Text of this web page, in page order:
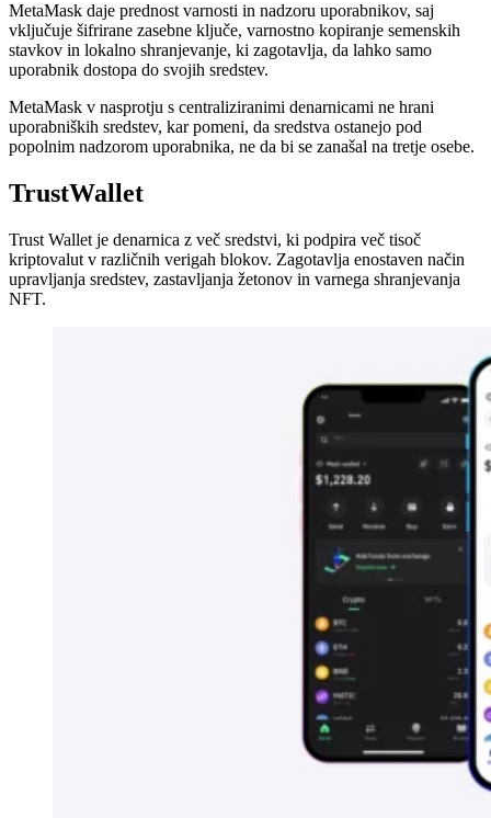
MetaMask daje prednost varnosti in nadzoru uporabnikov, saj
vključuje šifrirane zasebne ključe, varnostno kopiranje semenskih
stavkov in lokalno shranjevanje, ki zagotavlja, da lahko samo
uporabnik dostopa do svojih sredstev.
MetaMask v nasprotju s centraliziranimi denarnicami ne hrani
uporabniških sredstev, kar pomeni, da sredstva ostanejo pod
popolnim nadzorom uporabnika, ne da bi se zanašal na tretje osebe.
TrustWallet
Trust Wallet je denarnica z več sredstvi, ki podpira več tisoč
kriptovalut v različnih verigah blokov. Zagotavlja enostaven način
upravljanja sredstev, zastavljanja žetonov in varnega shranjevanja
NFT.